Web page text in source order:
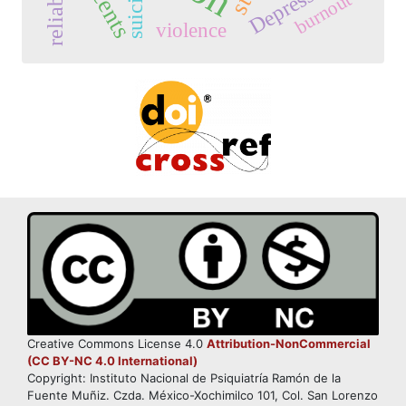
violence burnout
Creative Commons License 4.0 Attribution-NonCommercial
(CC BY-NC 4.0 International)
Copyright: Instituto Nacional de Psiquiatría Ramón de la
Fuente Muñiz. Czda. México-Xochimilco 101, Col. San Lorenzo